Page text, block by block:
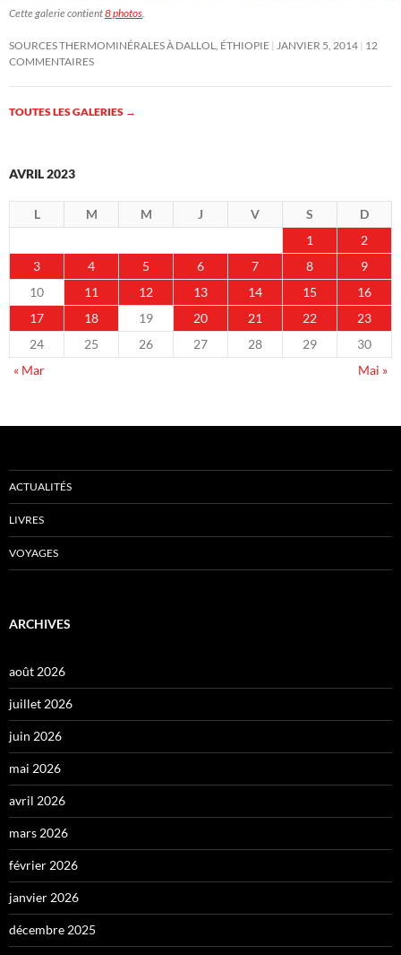
Cette galerie contient8 photos.
SOURCES THERMOMINÉRALES À DALLOL, ÉTHIOPIE JANVIER 5, 2014 12
COMMENTAIRES
TOUTES LES GALERIES →
AVRIL 2023
L M M J V S
D
1
2
3
4 5 6 7 8
9
10
11 12 13 14 15
16
17
18 19 20 21 22
23
24
25 26 27 28 29
30
« Mar
Mai »
ACTUALITÉS
LIVRES
VOYAGES
ARCHIVES
août 2026
juillet 2026
juin 2026
mai 2026
avril 2026
mars 2026
février 2026
janvier 2026
décembre 2025